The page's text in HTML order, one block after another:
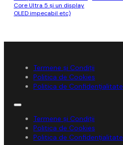
Core Ultra 5 și un display
OLED impecabil etc)
Termene și Condiții
Politica de Cookies
Politica de Confidențialitate
Termene și Condiții
Politica de Cookies
Politica de Confidențialitate